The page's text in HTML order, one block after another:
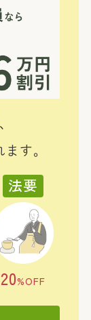
す。
法要
20%OFF